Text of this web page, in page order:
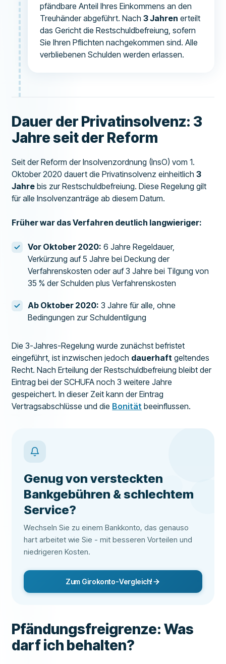
pfändbare Anteil Ihres Einkommens an den
Treuhänder abgeführt. Nach3 Jahren erteilt
das Gericht die Restschuldbefreiung, sofern
Sie Ihren Pflichten nachgekommen sind. Alle
verbliebenen Schulden werden erlassen.
Dauer der Privatinsolvenz: 3
Jahre seit der Reform
Seit der Reform der Insolvenzordnung (InsO) vom 1.
Oktober 2020 dauert die Privatinsolvenz einheitlich3
Jahre bis zur Restschuldbefreiung. Diese Regelung gilt
für alle Insolvenzanträge ab diesem Datum.
Früher war das Verfahren deutlich langwieriger:
Vor Oktober 2020: 6 Jahre Regeldauer,
Verkürzung auf 5 Jahre bei Deckung der
Verfahrenskosten oder auf 3 Jahre bei Tilgung von
35 % der Schulden plus Verfahrenskosten
Ab Oktober 2020: 3 Jahre für alle, ohne
Bedingungen zur Schuldentilgung
Die 3-Jahres-Regelung wurde zunächst befristet
eingeführt, ist inzwischen jedoch dauerhaft geltendes
Recht. Nach Erteilung der Restschuldbefreiung bleibt der
Eintrag bei der SCHUFA noch 3 weitere Jahre
gespeichert. In dieser Zeit kann der Eintrag
Vertragsabschlüsse und die Bonität beeinflussen.
Genug von versteckten
Bankgebühren & schlechtem
Service?
Wechseln Sie zu einem Bankkonto, das genauso
hart arbeitet wie Sie - mit besseren Vorteilen und
niedrigeren Kosten.
Zum Girokonto-Vergleich!
Pfändungsfreigrenze: Was
darf ich behalten?